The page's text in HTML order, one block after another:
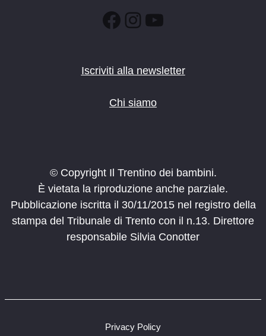
Facebook
Instagram
YouTube
Iscriviti alla newsletter
Chi siamo
© Copyright Il Trentino dei bambini.
È vietata la riproduzione anche parziale.
Pubblicazione iscritta il 30/11/2015 nel registro della
stampa del Tribunale di Trento con il n.13. Direttore
responsabile Silvia Conotter
Privacy Policy